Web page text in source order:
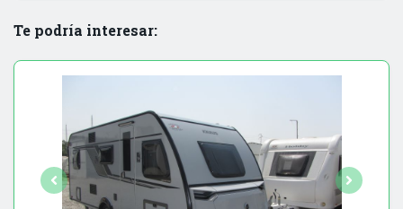
Te podría interesar: